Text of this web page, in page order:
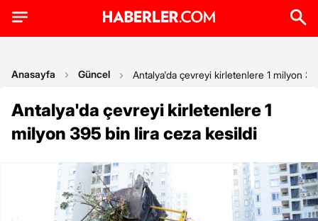
Anasayfa Güncel Antalya'da çevreyi kirletenlere 1 milyon
Antalya'da çevreyi kirletenlere 1
milyon 395 bin lira ceza kesildi